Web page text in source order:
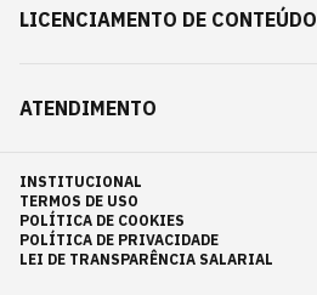
LICENCIAMENTO DE CONTEÚDO
ATENDIMENTO
INSTITUCIONAL
TERMOS DE USO
POLÍTICA DE COOKIES
POLÍTICA DE PRIVACIDADE
LEI DE TRANSPARÊNCIA SALARIAL